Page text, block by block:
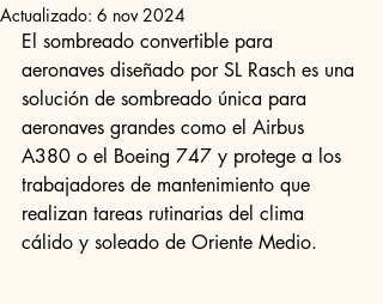
Actualizado: 6 nov 2024
El sombreado convertible para
aeronaves diseñado por SL Rasch es una
solución de sombreado única para
aeronaves grandes como el Airbus
A380 o el Boeing 747 y protege a los
trabajadores de mantenimiento que
realizan tareas rutinarias del clima
cálido y soleado de Oriente Medio.